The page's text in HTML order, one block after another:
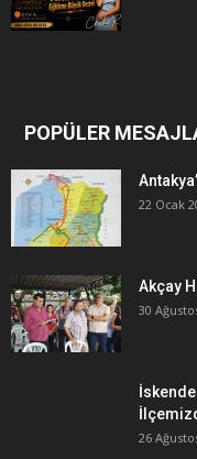
POPÜLER
22 Ocak
Akçay
30
26